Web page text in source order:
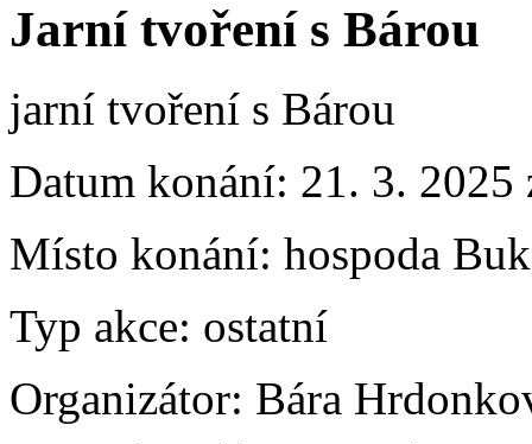
Jarní tvoření s Bárou
jarní tvoření s Bárou
Datum konání: 21. 3. 2025
Místo konání: hospoda
Typ akce: ostatní
Organizátor: Bára